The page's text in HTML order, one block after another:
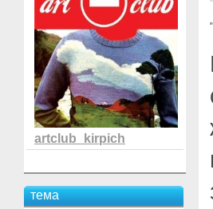
artclub_kirpich
тема